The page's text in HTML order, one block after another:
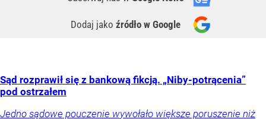
Dodaj jako źródło w Google
Sąd rozprawił się z bankową fikcją. „Niby-potrącenia”
pod ostrzałem
Jedno sądowe pouczenie wywołało większe poruszenie niż